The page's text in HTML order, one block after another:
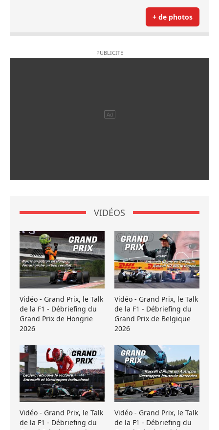
+ de photos
VIDÉOS
Vidéo - Grand Prix, le Talk
de la F1 - Débriefing du
Grand Prix de Hongrie
2026
Vidéo - Grand Prix, le Talk
de la F1 - Débriefing du
Grand Prix de Belgique
2026
Vidéo - Grand Prix, le Talk
de la F1 - Débriefing du
Vidéo - Grand Prix, le Talk
de la F1 - Débriefing du